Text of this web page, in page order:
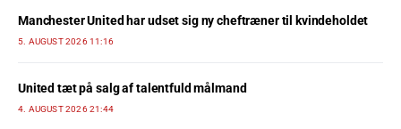
Manchester United har udset sig ny cheftræner til kvindeholdet
5. AUGUST 2026 11:16
United tæt på salg af talentfuld målmand
4. AUGUST 2026 21:44